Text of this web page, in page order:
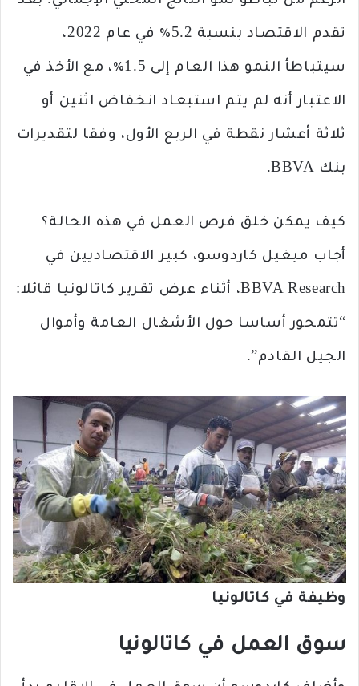
تقدم الاقتصاد بنسبة 5.2٪ في عام 2022،
سيتباطأ النمو هذا العام إلى 1.5٪، مع الأخذ في
الاعتبار أنه لم يتم استبعاد انخفاض اثنين أو
ثلاثة أعشار نقطة في الربع الأول، وفقا لتقديرات
بنك BBVA.
كيف يمكن خلق فرص العمل في هذه الحالة؟
أجاب ميغيل كاردوسو، كبير الاقتصاديين في
BBVA Research، أثناء عرض تقرير كاتالونيا قائلا:
“تتمحور أساسا حول الأشغال العامة وأموال
الجيل القادم”.
وظيفة في كاتالونيا
سوق العمل في كاتالونيا